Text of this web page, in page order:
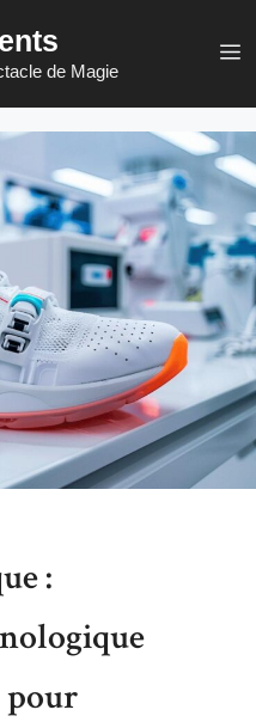
de Magie
: